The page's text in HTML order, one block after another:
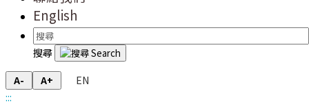
English
搜尋
A- A+
EN
:::